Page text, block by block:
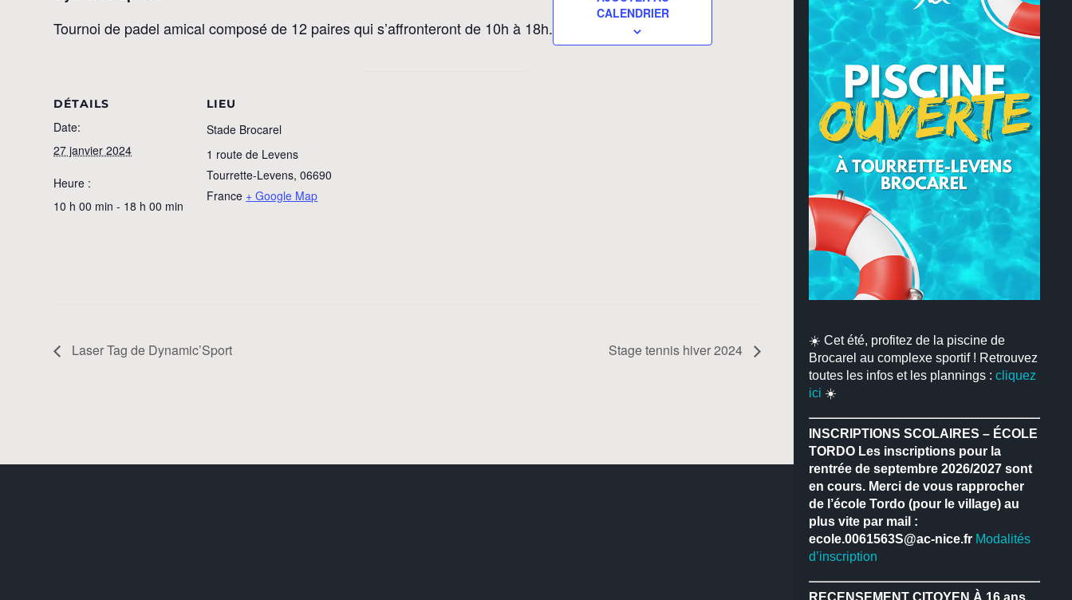
Tournoi de padel amical composé de 12 paires qui s’affronteront de 10h à 18h.
CALENDRIER
DÉTAILS
Date:
27 janvier 2024
Heure :
10 h 00 min - 18 h 00 min
LIEU
Stade Brocarel
1 route de Levens
Tourrette-Levens, 06690
France + Google Map
Laser Tag de Dynamic’Sport Stage tennis hiver 2024
☀️ Cet été, profitez de la piscine de
Brocarel au complexe sportif ! Retrouvez
toutes les infos et les plannings : cliquez
ici ☀️
INSCRIPTIONS SCOLAIRES – ÉCOLE
TORDOLes inscriptions pour la
rentrée de septembre 2026/2027 sont
en cours. Merci de vous rapprocher
de l’école Tordo (pour le village) au
plus vite par mail :
ecole.0061563S@ac-nice.fr Modalités
d’inscription